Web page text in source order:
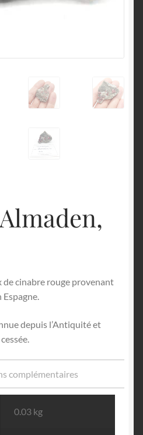
de cinabre rouge provenant
Espagne.
depuis l’Antiquité et
complémentaires
0.03 kg